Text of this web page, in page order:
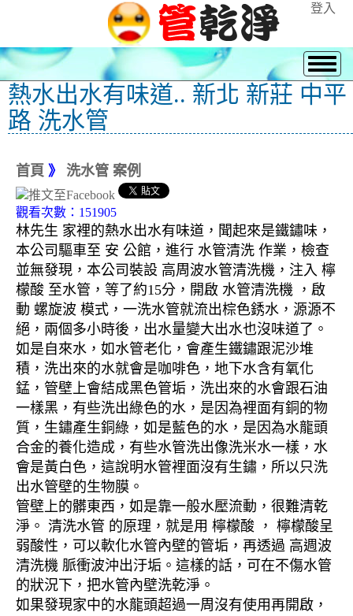
登入
熱水出水有味道.. 新北 新莊 中平
路 洗水管
首頁 》 洗水管 案例
觀看次數：151905
林先生 家裡的熱水出水有味道，聞起來是鐵鏽味，
本公司驅車至 安 公館，進行 水管清洗 作業，檢查
並無發現，本公司裝設 高周波水管清洗機，注入 檸
檬酸 至水管，等了約15分，開啟 水管清洗機 ，啟
動 螺旋波 模式，一洗水管就流出棕色銹水，源源不
絕，兩個多小時後，出水量變大出水也沒味道了。
如是自來水，如水管老化，會產生鐵鏽跟泥沙堆
積，洗出來的水就會是咖啡色，地下水含有氧化
錳，管壁上會結成黑色管垢，洗出來的水會跟石油
一樣黑，有些洗出綠色的水，是因為裡面有銅的物
質，生鏽產生銅綠，如是藍色的水，是因為水龍頭
合金的養化造成，有些水管洗出像洗米水一樣，水
會是黃白色，這說明水管裡面沒有生鏽，所以只洗
出水管壁的生物膜。
管壁上的髒東西，如是靠一般水壓流動，很難清乾
淨。 清洗水管 的原理，就是用 檸檬酸 ， 檸檬酸呈
弱酸性，可以軟化水管內壁的管垢，再透過 高週波
清洗機 脈衝波沖出汙垢。這樣的話，可在不傷水管
的狀況下，把水管內壁洗乾淨。
如果發現家中的水龍頭超過一周沒有使用再開啟，